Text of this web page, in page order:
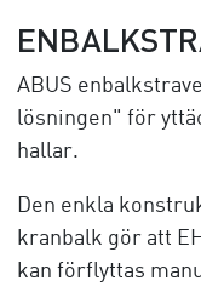
ABUS
lösningen" för
hallar.
Den enkla
kranbalk gör att
kan förflyttas